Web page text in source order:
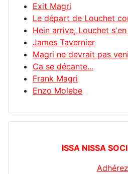
Exit Magri
Le départ de Louchet
Hein arrive, Louchet
James Tavernier
Magri ne devrait pas
Ca se décante...
Frank Magri
Enzo Molebe
ISSA NISSA
Adhérez